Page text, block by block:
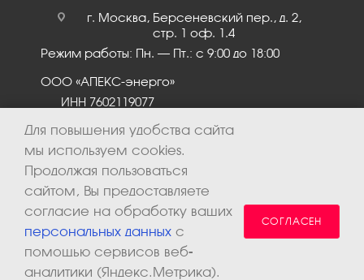
г. Москва, Берсеневский пер., д. 2,
стр. 1 оф. 1.4
Режим работы: Пн. – Пт.: с 9:00 до 18:00
ООО «АПЕКС-энерго»
ИНН 7602119077
Для повышения удобства сайта
мы используем cookies.
Продолжая пользоваться
сайтом, Вы предоставляете
согласие на обработку ваших
персональных данных с
помощью сервисов веб-
аналитики (Яндекс.Метрика).
СОГЛАСЕН